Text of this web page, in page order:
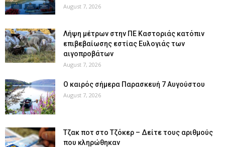
August 7, 2026
Λήψη μέτρων στην ΠΕ Καστοριάς κατόπιν
επιβεβαίωσης εστίας Ευλογιάς των
αιγοπροβάτων
August 7, 2026
Ο καιρός σήμερα Παρασκευή 7 Αυγούστου
August 7, 2026
Tζακ ποτ στο Τζόκερ – Δείτε τους αριθμούς
που κληρώθηκαν